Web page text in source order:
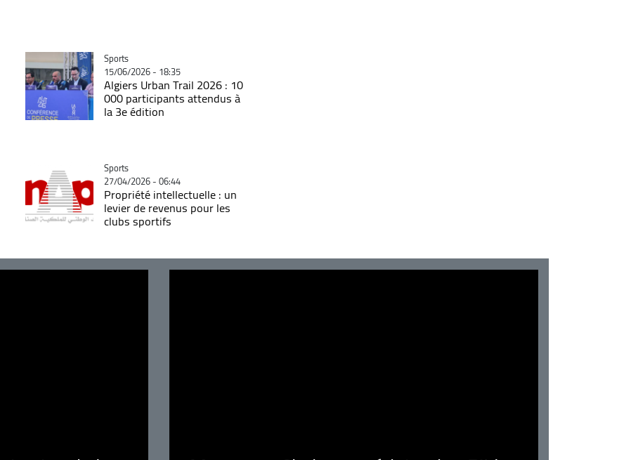
Catégorie
Sports
15/06/2026 - 18:35
Algiers Urban Trail 2026 : 10
000 participants attendus à
la 3e édition
Catégorie
Sports
27/04/2026 - 06:44
Propriété intellectuelle : un
levier de revenus pour les
clubs sportifs